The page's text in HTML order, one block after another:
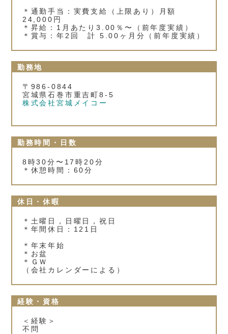
＊通勤手当：実費支給（上限あり）月額
24,000円
＊昇給：1月あたり3.00％〜（前年度実績）
＊賞与：年2回 計 5.00ヶ月分（前年度実績）
勤務地
〒986-0844
宮城県石巻市重吉町8-5
株式会社宮城メイコー
勤務時間・日数
8時30分〜17時20分
＊休憩時間：60分
休日・休暇
＊土曜日，日曜日，祝日
＊年間休日：121日
＊年末年始
＊お盆
＊ＧＷ
（会社カレンダーによる）
経験・資格
＜経験＞
不問